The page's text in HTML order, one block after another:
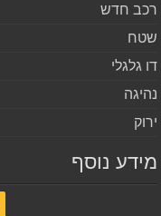
חדש
גלגלי
נוסף